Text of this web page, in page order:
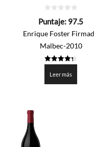
de
Puntaje: 97.5
Enrique Foster
Malbec-2010
de 5
Leer más